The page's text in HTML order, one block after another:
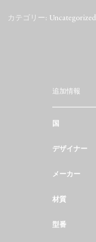
カテゴリー: Uncategorized
追加情報
国
デザイナー
メーカー
材質
型番